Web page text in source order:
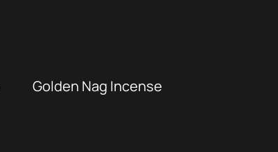
Golden Nag Incense